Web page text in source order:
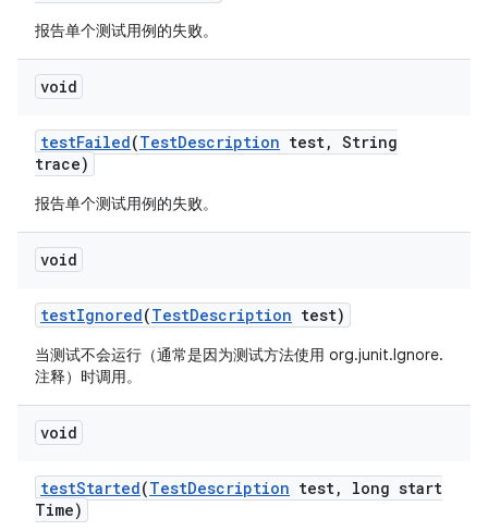
报告单个测试用例的失败。
void
testFailed(TestDescription test, String
trace)
报告单个测试用例的失败。
void
testIgnored(TestDescription test)
当测试不会运行（通常是因为测试方法使用 org.junit.Ignore.
注释）时调用。
void
testStarted(TestDescription test,
long start
Time)